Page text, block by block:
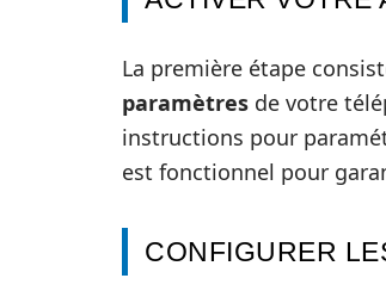
La première étape
paramètres de votre
instructions pour
est fonctionnel pour
CONFIGURER